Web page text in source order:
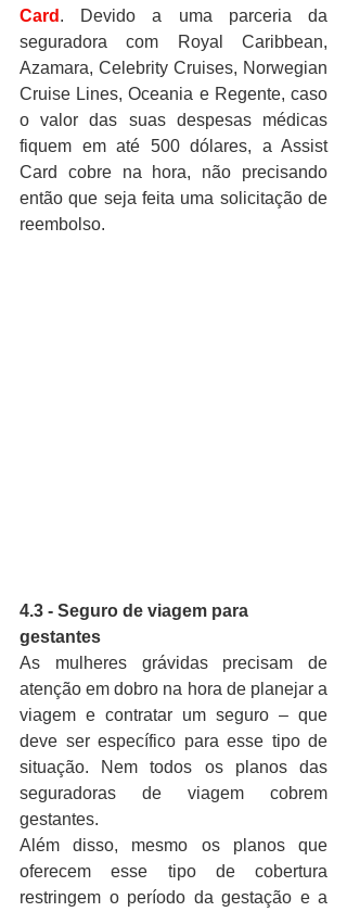
Card . Devido a uma parceria da
seguradora com Royal Caribbean,
Azamara, Celebrity Cruises, Norwegian
Cruise Lines, Oceania e Regente, caso
o valor das suas despesas médicas
fiquem em até 500 dólares, a Assist
Card cobre na hora, não precisando
então que seja feita uma solicitação de
reembolso.
4.3 - Seguro de viagem para
gestantes
As mulheres grávidas precisam de
atenção em dobro na hora de planejar a
viagem e contratar um seguro – que
deve ser específico para esse tipo de
situação. Nem todos os planos das
seguradoras de viagem cobrem
gestantes.
Além disso, mesmo os planos que
oferecem esse tipo de cobertura
restringem o período da gestação e a